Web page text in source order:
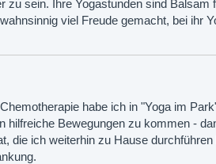
sein. Ihre Yogastunden sind Balsam
viel Freude gemacht, bei ihr
habe ich in "Yoga im
hilfreiche Bewegungen zu kommen -
die ich weiterhin zu Hause